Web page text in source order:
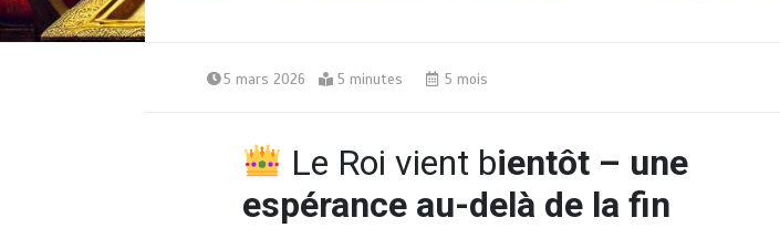
5 mars 2026 5 minutes 5 mois
Le Roi vient bientôt – une
espérance au-delà de la fin